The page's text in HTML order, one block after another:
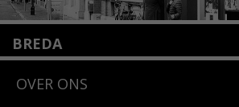
BREDA
4818 SB Breda
OVER ONS